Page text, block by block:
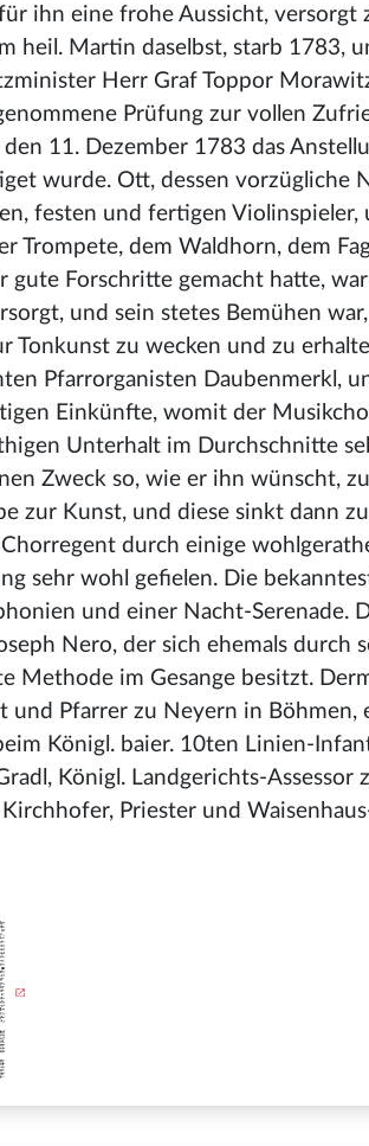
ihn eine frohe Aussicht, versorgt
heil. Martin daselbst, starb 1783,
Herr Graf Toppor
Prüfung zur vollen
11. Dezember 1783 das
wurde. Ott, dessen vorzügliche
festen und fertigen
Trompete, dem Waldhorn, dem
Forschritte gemacht hatte,
und sein stetes Bemühen
Tonkunst zu wecken und zu
Pfarrorganisten Daubenmerkl,
Einkünfte, womit der
Unterhalt im Durchschnitte
Zweck so, wie er ihn wünscht,
zur Kunst, und diese sinkt dann
durch einige
sehr wohl gefielen. Die
und einer Nacht-Serenade.
Nero, der sich ehemals durch
Methode im Gesange besitzt.
und Pfarrer zu Neyern in
Königl. baier. 10ten Linien-
Königl. Landgerichts-Assessor
Priester und